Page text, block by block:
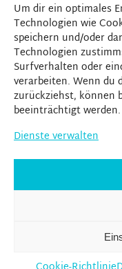
Um dir ein optimales
Technologien wie
speichern und/oder
Technologien
Surfverhalten oder
verarbeiten. Wenn
zurückziehst, können
beeinträchtigt werden.
Dienste verwalten